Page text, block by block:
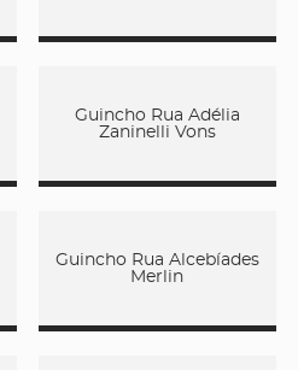
Guincho Rua Adélia
Zaninelli Vons
Guincho Rua Alcebíades
Merlin